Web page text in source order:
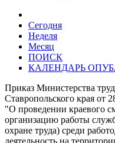
Сегодня
Неделя
Месяц
ПОИСК
КАЛЕНДАРЬ
Приказ Министерства
Ставропольского края от
"О проведении краевого
организацию работы
охране труда) среди
деятельность на